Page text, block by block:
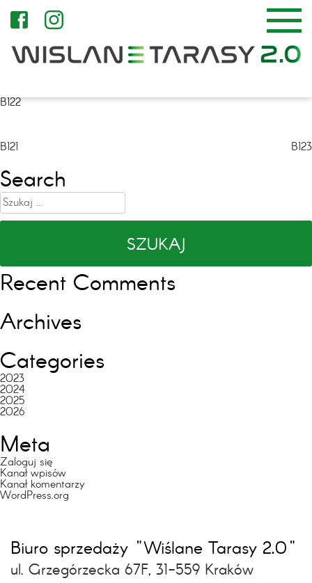
B122
Nawigacja
wpisu
B121 B123
Search
Szukaj:
Recent Comments
Archives
Categories
2023
2024
2025
2026
Meta
Zaloguj się
Kanał wpisów
Kanał komentarzy
WordPress.org
Biuro sprzedaży "Wiślane Tarasy 2.0"
ul. Grzegórzecka 67F, 31-559 Kraków